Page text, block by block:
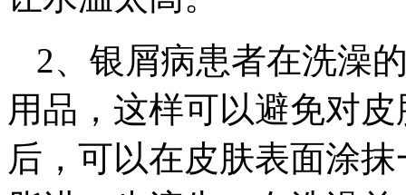
2、银屑病患者在洗澡
用品，这样可以避免对
后，可以在皮肤表面涂